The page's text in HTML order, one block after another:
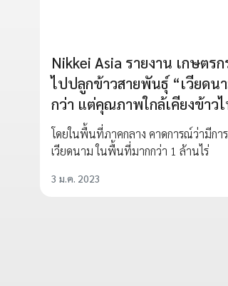
Nikkei Asia รายงาน เกษตร
ไปปลูกข้าวสายพันธุ์ “เวียด
กว่า แต่คุณภาพใกล้เคียงข้าว
โดยในพื้นที่ภาคกลาง คาดการณ์ว่ามีก
เวียดนาม ในพื้นที่มากกว่า 1 ล้านไร่
3 ม.ค. 2023